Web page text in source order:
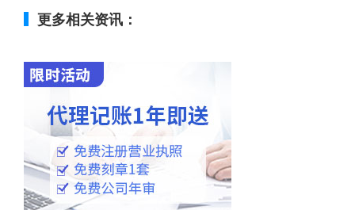
更多相关资讯：